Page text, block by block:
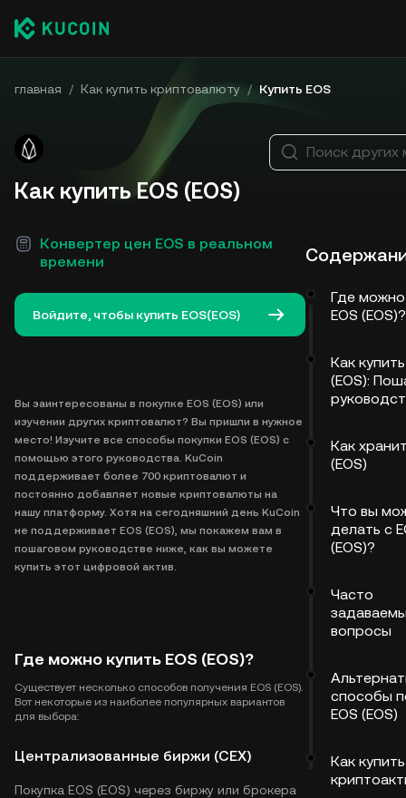
главная / Как купить криптовалюту / Купить EOS
Как купить EOS (EOS)
Конвертер цен EOS в реальном
времени
Войдите, чтобы купить EOS(EOS)
Вы заинтересованы в покупке EOS (EOS) или
изучении других криптовалют? Вы пришли в нужное
место! Изучите все способы покупки EOS (EOS) с
помощью этого руководства. KuCoin
поддерживает более 700 криптовалют и
постоянно добавляет новые криптовалюты на
нашу платформу. Хотя на сегодняшний день KuCoin
не поддерживает EOS (EOS), мы покажем вам в
пошаговом руководстве ниже, как вы можете
купить этот цифровой актив.
Где можно купить EOS (EOS)?
Существует несколько способов получения EOS (EOS).
Вот некоторые из наиболее популярных вариантов
для выбора:
Централизованные биржи (CEX)
Покупка EOS (EOS) через биржу или брокера
Поиск других
Где можно
EOS (EOS)?
Как
(EOS):
Как
(EOS)
Что вы
делать с
(EOS)?
Часто
вопросы
способы
EOS (EOS)
Как